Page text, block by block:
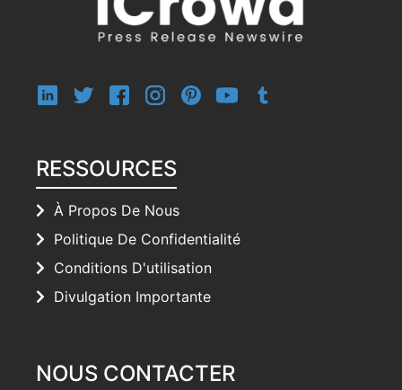
RESSOURCES
À Propos De Nous
Politique De Confidentialité
Conditions D'utilisation
Divulgation Importante
NOUS CONTACTER